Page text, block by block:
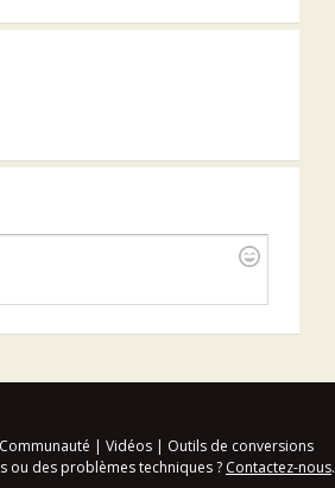
Communauté | Vidéos| Outils de conversions
ou des problèmes techniques ? Contactez-nous.